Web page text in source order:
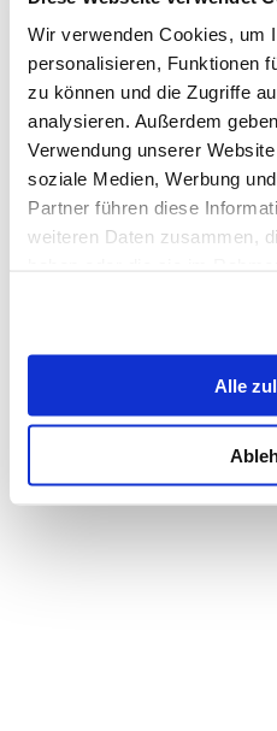
Wir verwenden Cookies, um
personalisieren, Funktionen
zu können und die Zugriffe
analysieren. Außerdem
Verwendung unserer
soziale Medien, Werbung
Partner führen diese
weiteren Daten zusammen,
Alle